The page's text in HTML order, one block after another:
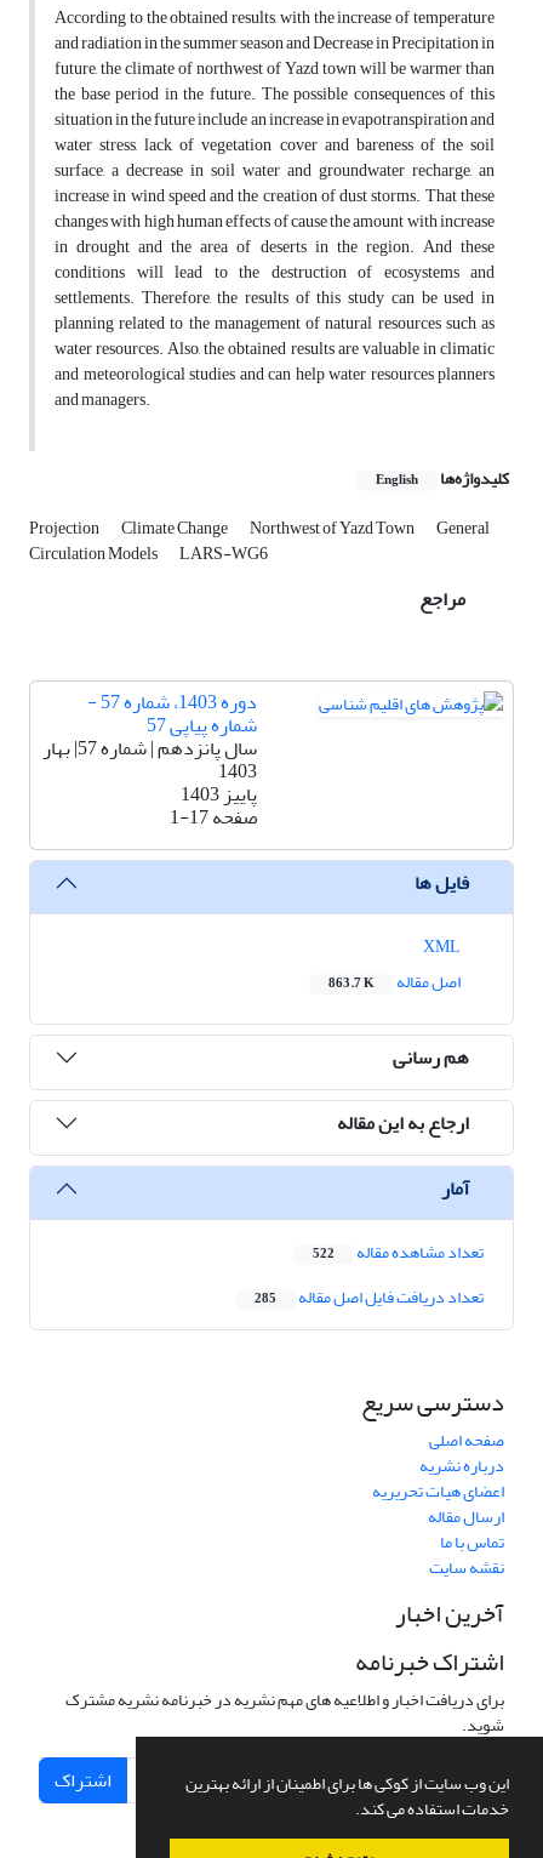
این وب سایت از کوکی ها برای اطمینان از ارائه بهترین
خدمات استفاده می کند.
According to the obtained results, with the increase of temperature
and radiation in the summer season and Decrease in Precipitation in
future, the climate of northwest of Yazd town will be warmer than
the base period in the future. The possible consequences of this
situation in the future include an increase in evapotranspiration and
water stress, lack of vegetation cover and bareness of the soil
surface, a decrease in soil water and groundwater recharge, an
increase in wind speed and the creation of dust storms. That these
changes with high human effects of cause the amount with increase
in drought and the area of deserts in the region. And these
conditions will lead to the destruction of ecosystems and
settlements. Therefore, the results of this study can be used in
planning related to the management of natural resources such as
water resources. Also, the obtained results are valuable in climatic
and meteorological studies and can help water resources planners
and managers.
کلیدواژه‌ها English
Projection Climate Change Northwest of Yazd Town General
Circulation Models LARS-WG6
مراجع
دوره 1403، شماره 57 -
شماره پیاپی 57
سال پانزدهم | شماره 57| بهار
1403
پاییز 1403
صفحه1-17
فایل ها
اصل مقاله
863.7 K
هم رسانی
ارجاع به این مقاله
آمار
تعداد مشاهده مقاله 522
تعداد دریافت فایل اصل مقاله 285
دسترسی سریع
صفحه اصلی
درباره نشریه
اعضای هیات تحریریه
ارسال مقاله
تماس با ما
نقشه سایت
آخرین اخبار
اشتراک خبرنامه
برای دریافت اخبار و اطلاعیه های مهم نشریه در خبرنامه نشریه مشترک
شوید.
اشتراک